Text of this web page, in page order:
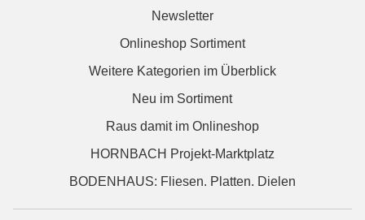
Newsletter
Onlineshop Sortiment
Weitere Kategorien im Überblick
Neu im Sortiment
Raus damit im Onlineshop
HORNBACH Projekt-Marktplatz
BODENHAUS: Fliesen. Platten. Dielen